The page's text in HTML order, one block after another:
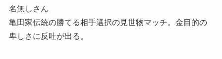
名無しさん
亀田家伝統の勝てる相手選択の見世物マッチ。金目的の
卑しさに反吐が出る。